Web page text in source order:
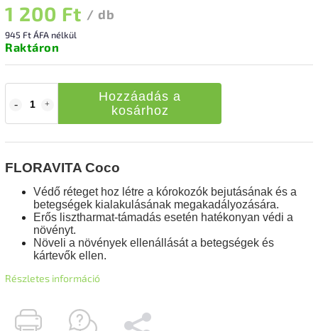
1 200 Ft / db
945 Ft ÁFA nélkül
Raktáron
Hozzáadás a
kosárhoz
FLORAVITA Coco
Védő réteget hoz létre a kórokozók bejutásának és a
betegségek kialakulásának megakadályozására.
Erős lisztharmat-támadás esetén hatékonyan védi a
növényt.
Növeli a növények ellenállását a betegségek és
kártevők ellen.
Részletes információ